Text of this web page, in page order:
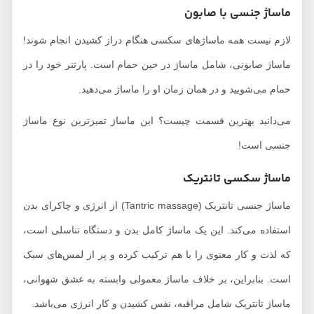
ماساژ جنسی با صابون
لازم نیست همه ماساژهای سکسی هنگام دراز کشیدن انجام شوند!
ماساژ صابونی، شامل ماساژ در حین حمام است. پارتنر خود را در
حمام می‌شویید و در همان زمان او را ماساژ می‌دهید.
می‌دانید بهترین قسمت چیست؟ این ماساژ تمیزترین نوع ماساژ
جنسی است!
ماساژ سکسی تانتریک
ماساژ جنسی تانتریک (Tantric massage) از انرژی و چاکرای بدن
استفاده می‌کند. این یک ماساژ کامل بدن و دستگاه تناسلی است،
که لذت و کار معنوی را با هم ترکیب کرده و پر از لمس‌های سبک
است. بنابراین، بر خلاف ماساژ معمولی وابسته به عشق شهوانی،
ماساژ تانتریک شامل مراقبه، نفس کشیدن و کار انرژی می‌باشد.